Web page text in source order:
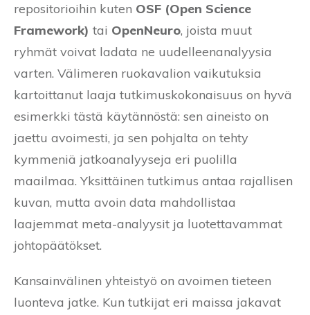
repositorioihin kuten OSF (Open Science
Framework) tai OpenNeuro, joista muut
ryhmät voivat ladata ne uudelleenanalyysia
varten. Välimeren ruokavalion vaikutuksia
kartoittanut laaja tutkimuskokonaisuus on hyvä
esimerkki tästä käytännöstä: sen aineisto on
jaettu avoimesti, ja sen pohjalta on tehty
kymmeniä jatkoanalyyseja eri puolilla
maailmaa. Yksittäinen tutkimus antaa rajallisen
kuvan, mutta avoin data mahdollistaa
laajemmat meta-analyysit ja luotettavammat
johtopäätökset.
Kansainvälinen yhteistyö on avoimen tieteen
luonteva jatke. Kun tutkijat eri maissa jakavat